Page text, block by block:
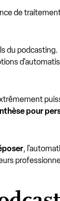
de
du podcasting.
pour
,